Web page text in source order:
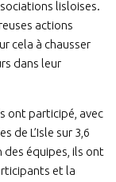
lisloises.
actions
cela à chausser
dans leur
ont participé, avec
de L’Isle sur 3,6
des équipes, ils ont
et la